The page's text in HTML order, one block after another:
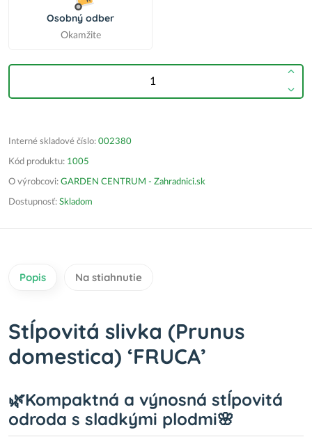
Osobný odber
Okamžite
Interné skladové číslo: 002380
Kód produktu: 1005
O výrobcovi: GARDEN CENTRUM - Zahradnici.sk
Dostupnosť: Skladom
Popis Na stiahnutie
Stĺpovitá slivka (Prunus
domestica) ‘FRUCA’
🌿Kompaktná a výnosná stĺpovitá
odroda s sladkými plodmi🌸